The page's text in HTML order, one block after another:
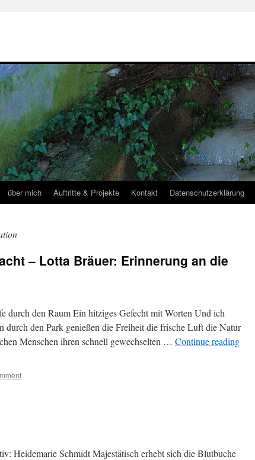
über mich Auftritte & Projekte Kontakt Datenschutzerklärung
– Lotta Bräuer: Erinnerung an die
durch den Raum Ein hitziges Gefecht mit Worten Und ich
durch den Park genießen die Freiheit die frische Luft die Natur
Menschen ihren schnell gewechselten … Continue reading
Heidemarie Schmidt Majestätisch erhebt sich die Blutbuche